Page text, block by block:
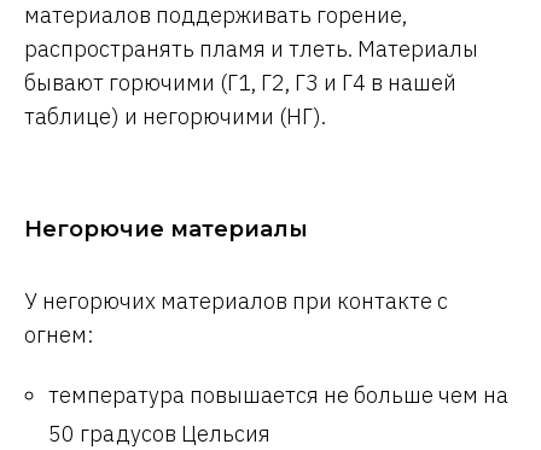
материалов поддерживать горение,
распространять пламя и тлеть. Материалы
бывают горючими (Г1, Г2, Г3 и Г4 в нашей
таблице) и негорючими (НГ).
Негорючие материалы
У негорючих материалов при контакте с
огнем:
температура повышается не больше чем на
50 градусов Цельсия